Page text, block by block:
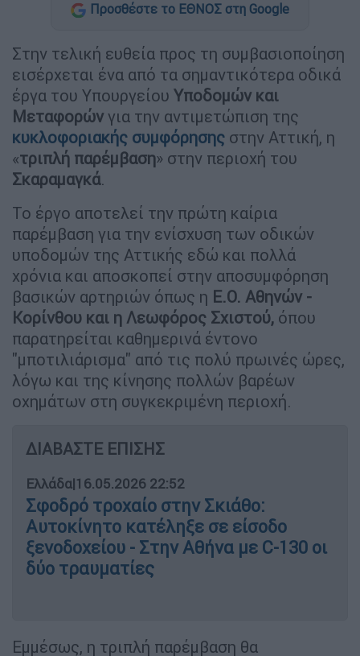
Προσθέστε το ΕΘΝΟΣ στη Google
Στην τελική ευθεία προς τη συμβασιοποίηση
εισέρχεται ένα από τα σημαντικότερα οδικά
έργα του Υπουργείου Υποδομών και
Μεταφορών για την αντιμετώπιση της
κυκλοφοριακής συμφόρησης στην Αττική, η
«τριπλή παρέμβαση» στην περιοχή του
Σκαραμαγκά.
Το έργο αποτελεί την πρώτη καίρια
παρέμβαση για την ενίσχυση των οδικών
υποδομών της Αττικής εδώ και πολλά
χρόνια και αποσκοπεί στην αποσυμφόρηση
βασικών αρτηριών όπως η Ε.Ο. Αθηνών -
Κορίνθου και η Λεωφόρος Σχιστού, όπου
παρατηρείται καθημερινά έντονο
"μποτιλιάρισμα" από τις πολύ πρωινές ώρες,
λόγω και της κίνησης πολλών βαρέων
οχημάτων στη συγκεκριμένη περιοχή.
ΔΙΑΒΑΣΤΕ ΕΠΙΣΗΣ
Ελλάδα|16.05.2026 22:52
Σφοδρό τροχαίο στην Σκιάθο:
Αυτοκίνητο κατέληξε σε είσοδο
ξενοδοχείου - Στην Αθήνα με C-130 οι
δύο τραυματίες
Εμμέσως, η τριπλή παρέμβαση θα